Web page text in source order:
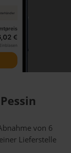
von 6
Lieferstelle